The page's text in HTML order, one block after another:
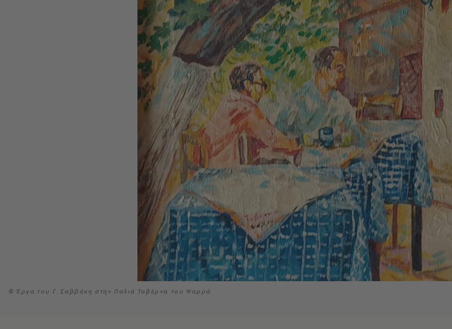
© Έργα του Γ. Σαββάκη στην Παλιά Ταβέρνα του Ψαρρά